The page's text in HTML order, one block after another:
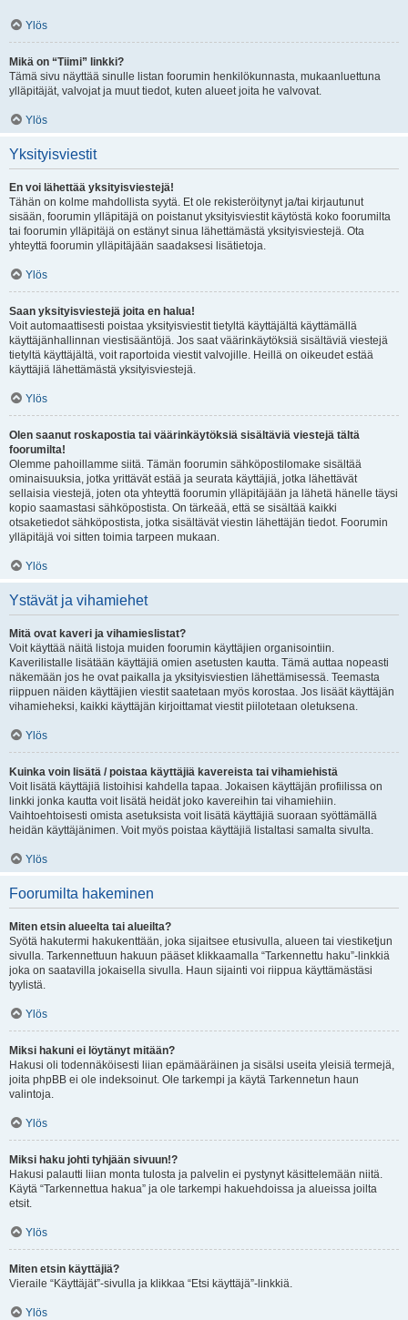
Ylös
Mikä on “Tiimi” linkki?
Tämä sivu näyttää sinulle listan foorumin henkilökunnasta, mukaanluettuna
ylläpitäjät, valvojat ja muut tiedot, kuten alueet joita he valvovat.
Ylös
Yksityisviestit
En voi lähettää yksityisviestejä!
Tähän on kolme mahdollista syytä. Et ole rekisteröitynyt ja/tai kirjautunut
sisään, foorumin ylläpitäjä on poistanut yksityisviestit käytöstä koko foorumilta
tai foorumin ylläpitäjä on estänyt sinua lähettämästä yksityisviestejä. Ota
yhteyttä foorumin ylläpitäjään saadaksesi lisätietoja.
Ylös
Saan yksityisviestejä joita en halua!
Voit automaattisesti poistaa yksityisviestit tietyltä käyttäjältä käyttämällä
käyttäjänhallinnan viestisääntöjä. Jos saat väärinkäytöksiä sisältäviä viestejä
tietyltä käyttäjältä, voit raportoida viestit valvojille. Heillä on oikeudet estää
käyttäjiä lähettämästä yksityisviestejä.
Ylös
Olen saanut roskapostia tai väärinkäytöksiä sisältäviä viestejä tältä
foorumilta!
Olemme pahoillamme siitä. Tämän foorumin sähköpostilomake sisältää
ominaisuuksia, jotka yrittävät estää ja seurata käyttäjiä, jotka lähettävät
sellaisia viestejä, joten ota yhteyttä foorumin ylläpitäjään ja lähetä hänelle täysi
kopio saamastasi sähköpostista. On tärkeää, että se sisältää kaikki
otsaketiedot sähköpostista, jotka sisältävät viestin lähettäjän tiedot. Foorumin
ylläpitäjä voi sitten toimia tarpeen mukaan.
Ylös
Ystävät ja vihamiehet
Mitä ovat kaveri ja vihamieslistat?
Voit käyttää näitä listoja muiden foorumin käyttäjien organisointiin.
Kaverilistalle lisätään käyttäjiä omien asetusten kautta. Tämä auttaa nopeasti
näkemään jos he ovat paikalla ja yksityisviestien lähettämisessä. Teemasta
riippuen näiden käyttäjien viestit saatetaan myös korostaa. Jos lisäät käyttäjän
vihamieheksi, kaikki käyttäjän kirjoittamat viestit piilotetaan oletuksena.
Ylös
Kuinka voin lisätä / poistaa käyttäjiä kavereista tai vihamiehistä
Voit lisätä käyttäjiä listoihisi kahdella tapaa. Jokaisen käyttäjän profiilissa on
linkki jonka kautta voit lisätä heidät joko kavereihin tai vihamiehiin.
Vaihtoehtoisesti omista asetuksista voit lisätä käyttäjiä suoraan syöttämällä
heidän käyttäjänimen. Voit myös poistaa käyttäjiä listaltasi samalta sivulta.
Ylös
Foorumilta hakeminen
Miten etsin alueelta tai alueilta?
Syötä hakutermi hakukenttään, joka sijaitsee etusivulla, alueen tai viestiketjun
sivulla. Tarkennettuun hakuun pääset klikkaamalla “Tarkennettu haku”-linkkiä
joka on saatavilla jokaisella sivulla. Haun sijainti voi riippua käyttämästäsi
tyylistä.
Ylös
Miksi hakuni ei löytänyt mitään?
Hakusi oli todennäköisesti liian epämääräinen ja sisälsi useita yleisiä termejä,
joita phpBB ei ole indeksoinut. Ole tarkempi ja käytä Tarkennetun haun
valintoja.
Ylös
Miksi haku johti tyhjään sivuun!?
Hakusi palautti liian monta tulosta ja palvelin ei pystynyt käsittelemään niitä.
Käytä “Tarkennettua hakua” ja ole tarkempi hakuehdoissa ja alueissa joilta
etsit.
Ylös
Miten etsin käyttäjiä?
Vieraile “Käyttäjät”-sivulla ja klikkaa “Etsi käyttäjä”-linkkiä.
Ylös